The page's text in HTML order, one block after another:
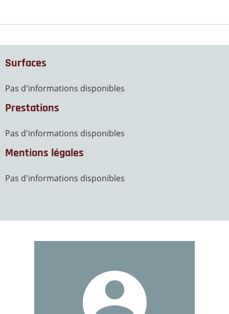
Surfaces
Pas d'informations disponibles
Prestations
Pas d'informations disponibles
Mentions légales
Pas d'informations disponibles